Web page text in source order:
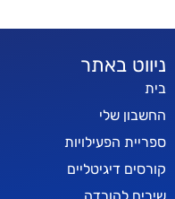
ניווט באתר
בית
החשבון שלי
ספריית הפעילויות
קורסים דיגיטליים